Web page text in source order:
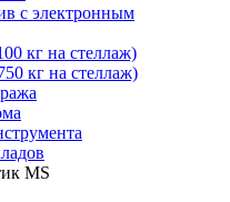
с электронным
кг на стеллаж)
кг на стеллаж)
MS